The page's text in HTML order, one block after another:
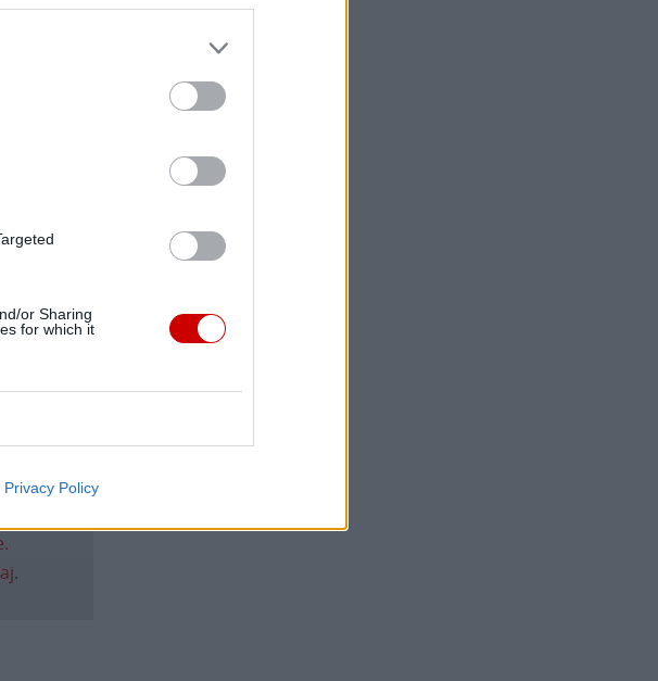
or Sharing
for which it
Privacy Policy
się
o
znaleźli
.